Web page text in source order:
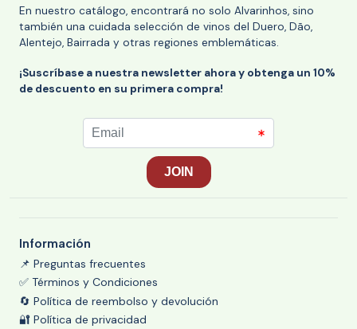
En nuestro catálogo, encontrará no solo Alvarinhos, sino
también una cuidada selección de vinos del Duero, Dão,
Alentejo, Bairrada y otras regiones emblemáticas.
¡Suscríbase a nuestra newsletter ahora y obtenga un 10%
de descuento en su primera compra!
Información
📌 Preguntas frecuentes
✅ Términos y Condiciones
🔄 Política de reembolso y devolución
🔐 Política de privacidad